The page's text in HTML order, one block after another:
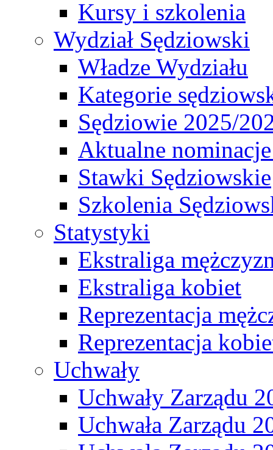
Kursy i szkolenia
Wydział Sędziowski
Władze Wydziału
Kategorie
Sędziowie 2025/
Aktualne
Stawki Sędziowskie
Szkolenia
Statystyki
Ekstraliga
Ekstraliga kobiet
Reprezentacja
Reprezentacja
Uchwały
Uchwały Zarządu
Uchwała Zarządu